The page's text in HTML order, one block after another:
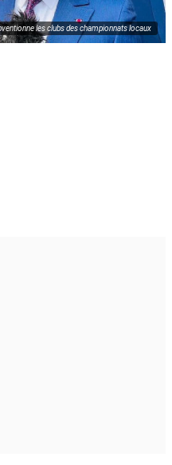
les clubs des championnats locaux